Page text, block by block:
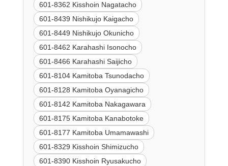
601-8362 Kisshoin Nagatacho
601-8439 Nishikujo Kaigacho
601-8449 Nishikujo Okunicho
601-8462 Karahashi Isonocho
601-8466 Karahashi Saijicho
601-8104 Kamitoba Tsunodacho
601-8128 Kamitoba Oyanagicho
601-8142 Kamitoba Nakagawara
601-8175 Kamitoba Kanabotoke
601-8177 Kamitoba Umamawashi
601-8329 Kisshoin Shimizucho
601-8390 Kisshoin Ryusakucho